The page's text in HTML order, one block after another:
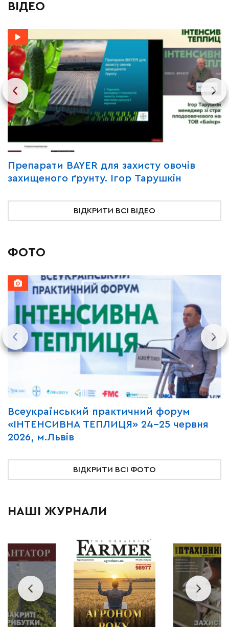
ВІДЕО
Препарати BAYER для захисту овочів
захищеного ґрунту. Ігор Тарушкін
ВІДКРИТИ ВСІ ВІДЕО
ФОТО
Всеукраїнський практичний форум
«ІНТЕНСИВНА ТЕПЛИЦЯ» 24-25 червня
2026, м.Львів
ВІДКРИТИ ВСІ ФОТО
НАШІ ЖУРНАЛИ